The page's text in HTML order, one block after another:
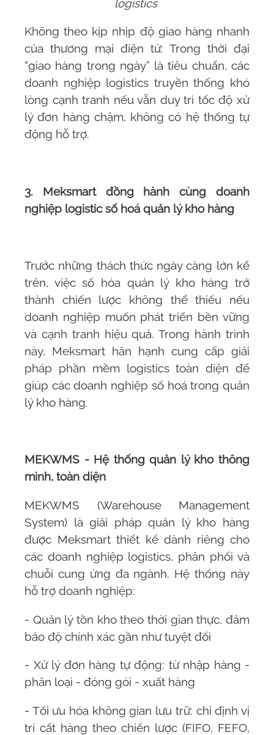
logistics
Không theo kịp nhịp độ giao hàng nhanh
của thương mại điện tử: Trong thời đại
“giao hàng trong ngày” là tiêu chuẩn, các
doanh nghiệp logistics truyền thống khó
lòng cạnh tranh nếu vẫn duy trì tốc độ xử
lý đơn hàng chậm, không có hệ thống tự
động hỗ trợ.
3. Meksmart đồng hành cùng doanh
nghiệp logistic số hoá quản lý kho hàng
Trước những thách thức ngày càng lớn kể
trên, việc số hóa quản lý kho hàng trở
thành chiến lược không thể thiếu nếu
doanh nghiệp muốn phát triển bền vững
và cạnh tranh hiệu quả. Trong hành trình
này, Meksmart hân hạnh cung cấp giải
pháp phần mềm logistics toàn diện để
giúp các doanh nghiệp số hoá trong quản
lý kho hàng.
MEKWMS - Hệ thống quản lý kho thông
minh, toàn diện
MEKWMS (Warehouse Management
System) là giải pháp quản lý kho hàng
được Meksmart thiết kế dành riêng cho
các doanh nghiệp logistics, phân phối và
chuỗi cung ứng đa ngành. Hệ thống này
hỗ trợ doanh nghiệp:
- Quản lý tồn kho theo thời gian thực, đảm
bảo độ chính xác gần như tuyệt đối
- Xử lý đơn hàng tự động: từ nhập hàng -
phân loại - đóng gói - xuất hàng
- Tối ưu hóa không gian lưu trữ: chỉ định vị
trí cất hàng theo chiến lược (FIFO, FEFO,